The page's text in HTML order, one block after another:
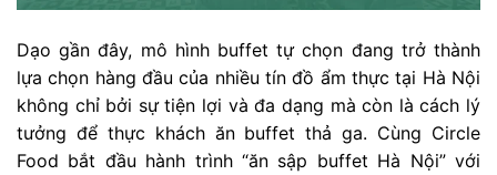
Dạo gần đây, mô hình buffet tự chọn đang trở thành
lựa chọn hàng đầu của nhiều tín đồ ẩm thực tại Hà Nội
không chỉ bởi sự tiện lợi và đa dạng mà còn là cách lý
tưởng để thực khách ăn buffet thả ga. Cùng Circle
Food bắt đầu hành trình “ăn sập buffet Hà Nội” với